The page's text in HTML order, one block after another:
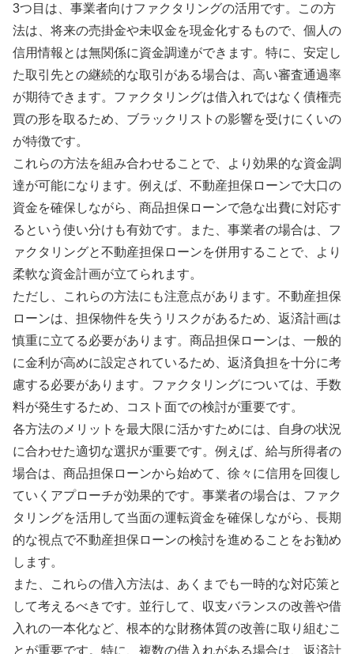
3つ目は、事業者向けファクタリングの活用です。この方
法は、将来の売掛金や未収金を現金化するもので、個人の
信用情報とは無関係に資金調達ができます。特に、安定し
た取引先との継続的な取引がある場合は、高い審査通過率
が期待できます。ファクタリングは借入れではなく債権売
買の形を取るため、ブラックリストの影響を受けにくいの
が特徴です。
これらの方法を組み合わせることで、より効果的な資金調
達が可能になります。例えば、不動産担保ローンで大口の
資金を確保しながら、商品担保ローンで急な出費に対応す
るという使い分けも有効です。また、事業者の場合は、フ
ァクタリングと不動産担保ローンを併用することで、より
柔軟な資金計画が立てられます。
ただし、これらの方法にも注意点があります。不動産担保
ローンは、担保物件を失うリスクがあるため、返済計画は
慎重に立てる必要があります。商品担保ローンは、一般的
に金利が高めに設定されているため、返済負担を十分に考
慮する必要があります。ファクタリングについては、手数
料が発生するため、コスト面での検討が重要です。
各方法のメリットを最大限に活かすためには、自身の状況
に合わせた適切な選択が重要です。例えば、給与所得者の
場合は、商品担保ローンから始めて、徐々に信用を回復し
ていくアプローチが効果的です。事業者の場合は、ファク
タリングを活用して当面の運転資金を確保しながら、長期
的な視点で不動産担保ローンの検討を進めることをお勧め
します。
また、これらの借入方法は、あくまでも一時的な対応策と
して考えるべきです。並行して、収支バランスの改善や借
入れの一本化など、根本的な財務体質の改善に取り組むこ
とが重要です。特に、複数の借入れがある場合は、返済計